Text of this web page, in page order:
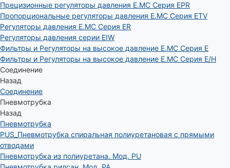
Прецизионные регуляторы давления E.MC Серия EPR
Пропорциональные регуляторы давления E.MC Серия ETV
Регуляторы давления E.MC Серия ER
Регуляторы давления серии EIW
Фильтры и Регуляторы на высокое давление E.MC Серия E
Фильтры и Регуляторы на высокое давление E.MC Серия E/H
Соединение
Назад
Соединение
Пневмотрубка
Назад
Пневмотрубка
PUS_Пневмотрубка спиральная полиуретановая с прямыми
отводами
Пневмотрубка из полиуретана. Мод. РU